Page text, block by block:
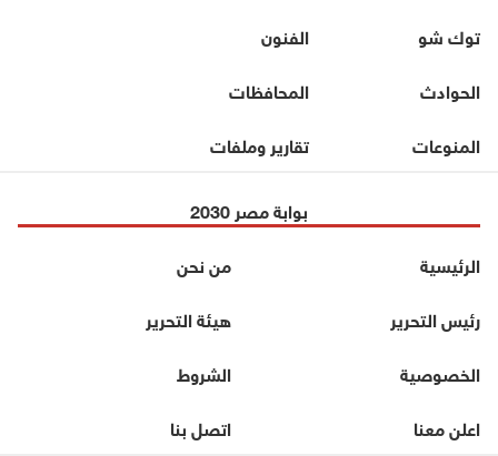
توك شو
الفنون
الحوادث
المحافظات
المنوعات
تقارير وملفات
بوابة مصر 2030
الرئيسية
من نحن
رئيس التحرير
هيئة التحرير
الخصوصية
الشروط
اعلن معنا
اتصل بنا